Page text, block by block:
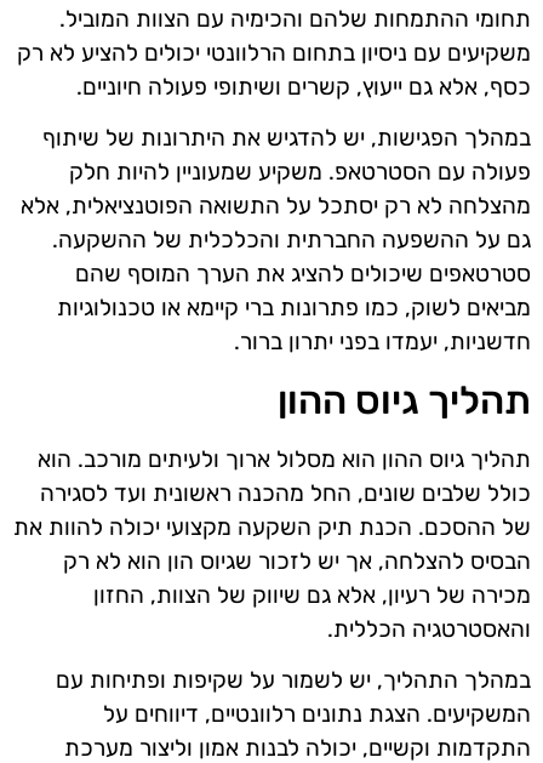
תחומי ההתמחות שלהם והכימיה עם הצוות המוביל.
משקיעים עם ניסיון בתחום הרלוונטי יכולים להציע לא רק
כסף, אלא גם ייעוץ, קשרים ושיתופי פעולה חיוניים.
במהלך הפגישות, יש להדגיש את היתרונות של שיתוף
פעולה עם הסטרטאפ. משקיע שמעוניין להיות חלק
מהצלחה לא רק יסתכל על התשואה הפוטנציאלית, אלא
גם על ההשפעה החברתית והכלכלית של ההשקעה.
סטרטאפים שיכולים להציג את הערך המוסף שהם
מביאים לשוק, כמו פתרונות ברי קיימא או טכנולוגיות
חדשניות, יעמדו בפני יתרון ברור.
תהליך גיוס ההון
תהליך גיוס ההון הוא מסלול ארוך ולעיתים מורכב. הוא
כולל שלבים שונים, החל מהכנה ראשונית ועד לסגירה
של ההסכם. הכנת תיק השקעה מקצועי יכולה להוות את
הבסיס להצלחה, אך יש לזכור שגיוס הון הוא לא רק
מכירה של רעיון, אלא גם שיווק של הצוות, החזון
והאסטרטגיה הכללית.
במהלך התהליך, יש לשמור על שקיפות ופתיחות עם
המשקיעים. הצגת נתונים רלוונטיים, דיווחים על
התקדמות וקשיים, יכולה לבנות אמון וליצור מערכת